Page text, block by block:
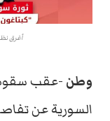
أغرق
وطن -عقب
السورية عن